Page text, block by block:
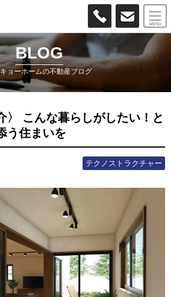
BLOG
ョーホームの不動産ブログ
〉 こんな暮らしがしたい！と
う住まいを
テクノストラクチャー
MENU